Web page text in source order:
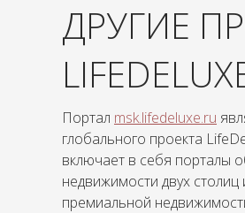
ДРУГИЕ
Портал msk.lifedeluxe.ru
глобального проекта
включает в себя порталы
недвижимости двух
премиальной